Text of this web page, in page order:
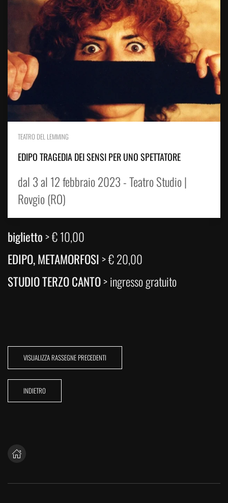
TEATRO DEL LEMMING
EDIPO TRAGEDIA DEI SENSI PER UNO SPETTATORE
dal 3 al 12 febbraio 2023 - Teatro Studio |
Rovgio (RO)
biglietto>€ 10,00
EDIPO, METAMORFOSI> € 20,00
STUDIO TERZO CANTO> ingresso gratuito
VISUALIZZA RASSEGNE PRECEDENTI
INDIETRO